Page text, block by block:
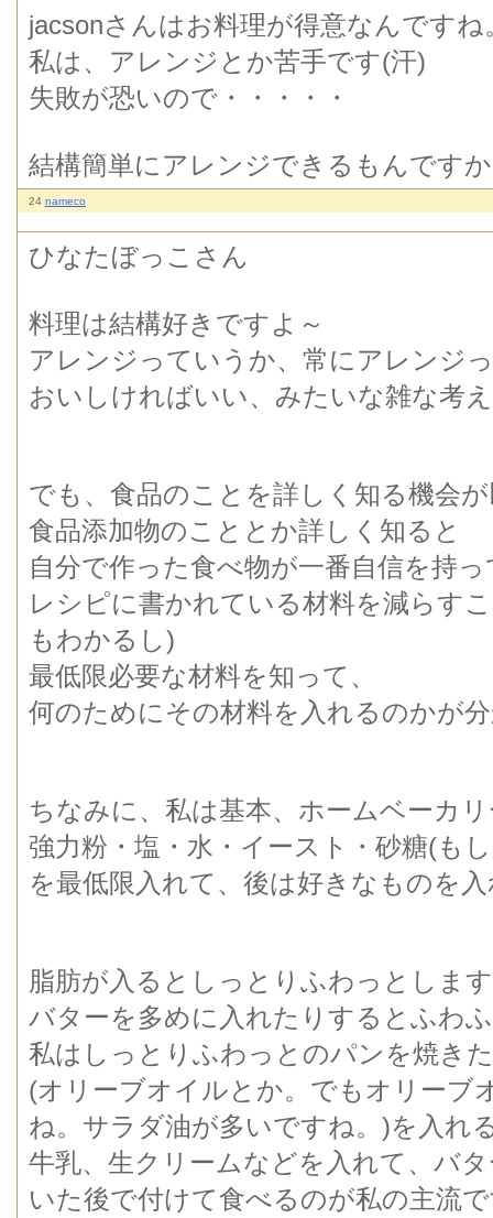
jacsonさんはお料理が得意なんですね
私は、アレンジとか苦手です(汗)
失敗が恐いので・・・・・
結構簡単にアレンジできるもんです
24 nameco
ひなたぼっこさん
料理は結構好きですよ～
アレンジっていうか、常にアレンジ
おいしければいい、みたいな雑な考
でも、食品のことを詳しく知る機会
食品添加物のこととか詳しく知ると
自分で作った食べ物が一番自信を持
レシピに書かれている材料を減らす
もわかるし)
最低限必要な材料を知って、
何のためにその材料を入れるのかが
ちなみに、私は基本、ホームベーカ
強力粉・塩・水・イースト・砂糖(も
を最低限入れて、後は好きなものを
脂肪が入るとしっとりふわっとしま
バターを多めに入れたりするとふわ
私はしっとりふわっとのパンを焼き
(オリーブオイルとか。でもオリーブ
ね。サラダ油が多いですね。)を入れ
牛乳、生クリームなどを入れて、バ
いた後で付けて食べるのが私の主流